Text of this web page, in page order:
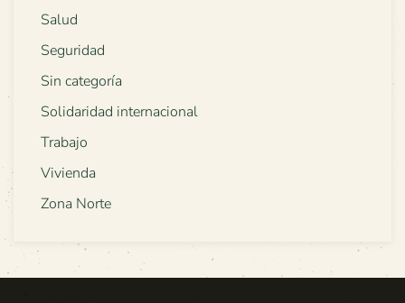
Salud
Seguridad
Sin categoría
Solidaridad internacional
Trabajo
Vivienda
Zona Norte